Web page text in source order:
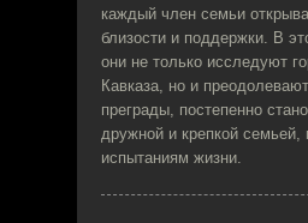
каждый член семьи
близости и поддержки. В
они не только исследуют
Кавказа, но и
преграды, постепенно
дружной и крепкой семьей,
испытаниям жизни.